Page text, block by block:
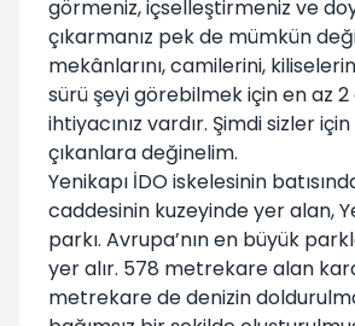
görmeniz, içselleştirmeniz ve
çıkarmanız pek de mümkün
mekânlarını, camilerini,
sürü şeyi görebilmek için en az 2
ihtiyacınız vardır. Şimdi sizler
çıkanlara değinelim.
Yenikapı İDO iskelesinin
caddesinin kuzeyinde yer alan,
parkı. Avrupa’nın en büyük
yer alır. 578 metrekare alan
metrekare de denizin